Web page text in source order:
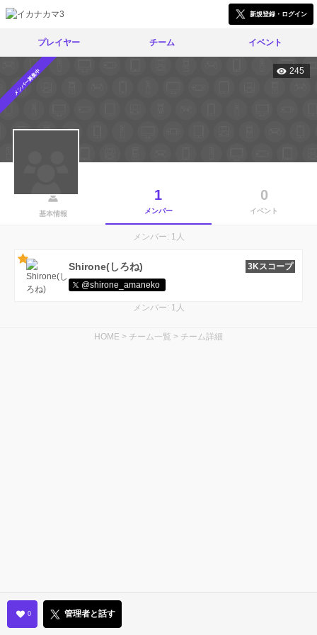
新規登録・ログイン
プレイヤー チーム イベント
メンバー募集中 245
基本情報
1
メンバー
0
イベント
メンバー: 1人
Shirone(しろね)
3Kスコープ
@shirone_amaneko
メンバー: 1人
HOME > チーム一覧 > チーム詳細
0 管理者と話す